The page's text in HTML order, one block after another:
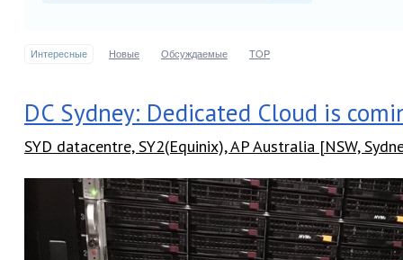
Интересные Новые Обсуждаемые TOP
DC Sydney: Dedicated Cloud is
SYD datacentre, SY2(Equinix), AP Australia [NSW,